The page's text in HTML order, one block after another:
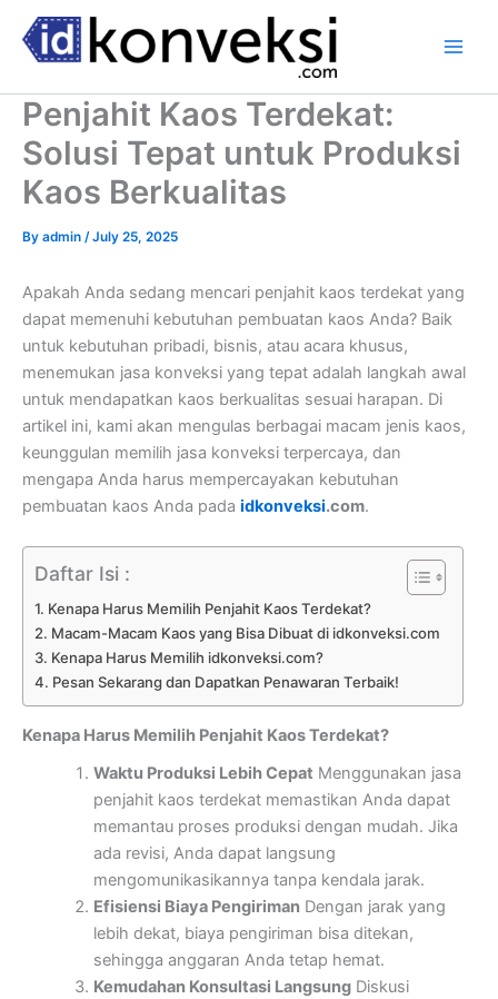
content
Penjahit Kaos Terdekat:
Solusi Tepat untuk Produksi
Kaos Berkualitas
By admin /July 25, 2025
Apakah Anda sedang mencari penjahit kaos terdekat yang
dapat memenuhi kebutuhan pembuatan kaos Anda? Baik
untuk kebutuhan pribadi, bisnis, atau acara khusus,
menemukan jasa konveksi yang tepat adalah langkah awal
untuk mendapatkan kaos berkualitas sesuai harapan. Di
artikel ini, kami akan mengulas berbagai macam jenis kaos,
keunggulan memilih jasa konveksi terpercaya, dan
mengapa Anda harus mempercayakan kebutuhan
pembuatan kaos Anda pada idkonveksi.com.
Daftar Isi :
Kenapa Harus Memilih Penjahit Kaos Terdekat?
Macam-Macam Kaos yang Bisa Dibuat di idkonveksi.com
Kenapa Harus Memilih idkonveksi.com?
Pesan Sekarang dan Dapatkan Penawaran Terbaik!
Kenapa Harus Memilih Penjahit Kaos Terdekat?
Waktu Produksi Lebih Cepat Menggunakan jasa
penjahit kaos terdekat memastikan Anda dapat
memantau proses produksi dengan mudah. Jika
ada revisi, Anda dapat langsung
mengomunikasikannya tanpa kendala jarak.
Efisiensi Biaya PengirimanDengan jarak yang
lebih dekat, biaya pengiriman bisa ditekan,
sehingga anggaran Anda tetap hemat.
Kemudahan Konsultasi LangsungDiskusi